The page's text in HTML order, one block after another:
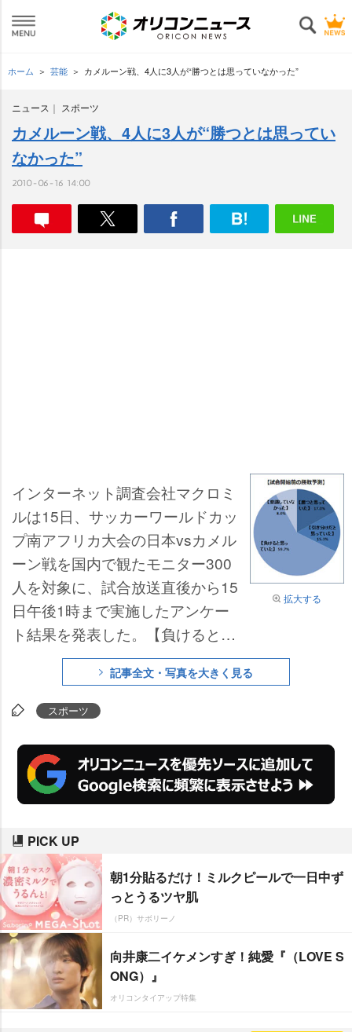
ホーム 芸能 カメルーン戦、4人に3人が“勝つとは思っていなかった”
ニュース スポーツ
カメルーン戦、4人に3人が“勝つとは思ってい
なかった”
2010-06-16 14:00
拡大する
インターネット調査会社マクロミ
ルは15日、サッカーワールドカッ
プ南アフリカ大会の日本vsカメル
ーン戦を国内で観たモニター300
人を対象に、試合放送直後から15
日午後1時まで実施したアンケー
ト結果を発表した。【負けると思
っていた】が59.7%、【引き分
け】が15.3%で、合算すると“勝つ
とは思っていなかった”人が75%を
は関東が試合終了直前49.1%、関
西は本田圭佑が得点した直後の45.
3%(ともにビデオリサーチ調べ)と
視聴者が勝利を期待してはいなか
ったという心情が浮き彫りとなっ
た。
記事全文・写真を大きく見る
スポーツ
PICK UP
朝1分貼るだけ！ミルクピールで一日中ず
っとうるツヤ肌
（PR）サボリーノ
向井康二イケメンすぎ！純愛『（LOVE S
ONG）』
オリコンタイアップ特集